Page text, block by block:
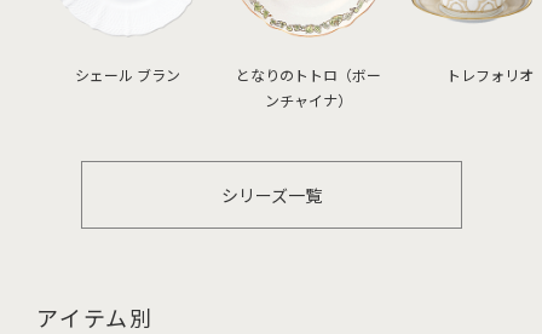
シェール ブラン
となりのトトロ（ボー
ンチャイナ）
トレフォリオ
シリーズ一覧
アイテム別